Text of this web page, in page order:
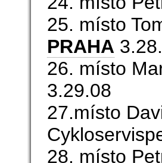
25. místo
PRAHA
26. místo
3.29.08
27.místo
28. místo